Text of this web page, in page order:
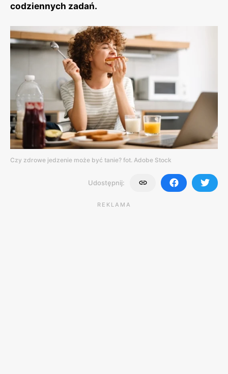
codziennych zadań.
Czy zdrowe jedzenie może być tanie? fot. Adobe Stock
Udostępnij:
REKLAMA